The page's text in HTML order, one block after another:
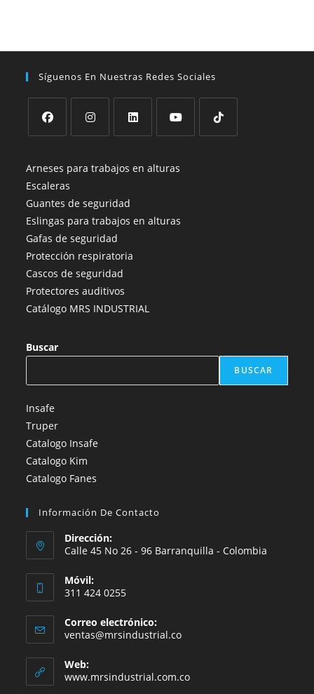
Síguenos En Nuestras Redes Sociales
abre
en
una
nueva
pestaña
abre
una
nueva
pestaña
abre
una
nueva
pestaña
abre
nueva
Arneses para trabajos en alturas
Escaleras
Guantes de seguridad
Eslingas para trabajos en alturas
Gafas de seguridad
Protección respiratoria
Cascos de seguridad
Protectores auditivos
Catálogo MRS INDUSTRIAL
Buscar
BUSCAR
Insafe
Truper
Catalogo Insafe
Catalogo Kim
Catalogo Fanes
Información De Contacto
Dirección:
Calle 45 No 26 - 96 Barranquilla - Colombia
Móvil:
311 424 0255
Correo electrónico:
ventas@mrsindustrial.coSe
tu
aplicación
Web:
www.mrsindustrial.com.co